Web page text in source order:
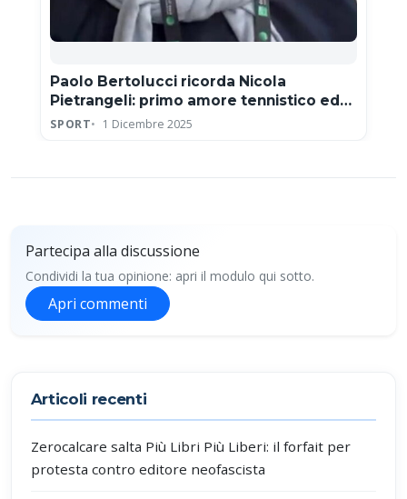
Paolo Bertolucci ricorda Nicola
Pietrangeli: primo amore tennistico ed
eroe della Coppa Davis
SPORT 1 Dicembre 2025
Partecipa alla discussione
Condividi la tua opinione: apri il modulo qui sotto.
Apri commenti
Articoli recenti
Zerocalcare salta Più Libri Più Liberi: il forfait per
protesta contro editore neofascista